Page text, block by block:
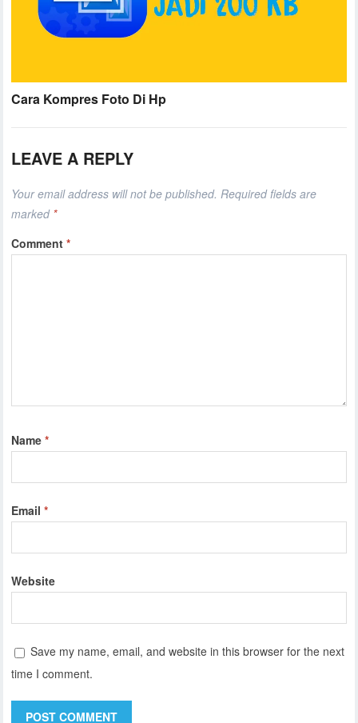
Cara Kompres Foto Di Hp
LEAVE A REPLY
Your email address will not be published. Required fields are
marked *
Comment*
Name*
Email*
Website
Save my name, email, and website in this browser for the next
time I comment.